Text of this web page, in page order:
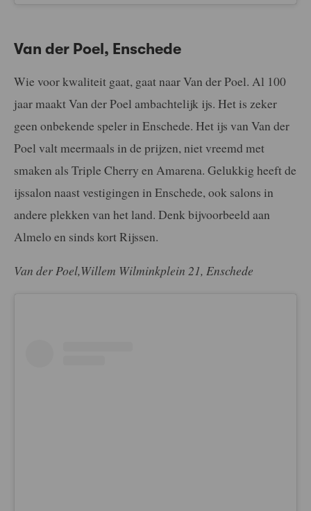
Van der Poel, Enschede
Wie voor kwaliteit gaat, gaat naar Van der Poel. Al 100
jaar maakt Van der Poel ambachtelijk ijs. Het is zeker
geen onbekende speler in Enschede. Het ijs van Van der
Poel valt meermaals in de prijzen, niet vreemd met
smaken als Triple Cherry en Amarena. Gelukkig heeft de
ijssalon naast vestigingen in Enschede, ook salons in
andere plekken van het land. Denk bijvoorbeeld aan
Almelo en sinds kort Rijssen.
Van der Poel,Willem Wilminkplein 21, Enschede